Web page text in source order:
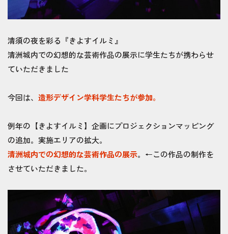
清須の夜を彩る『きよすイルミ』
清洲城内での幻想的な芸術作品の展示に学生たちが携わらせ
ていただきました
今回は、 造形デザイン学科学生たちが参加。
例年の【きよすイルミ】企画にプロジェクションマッピング
の追加。実施エリアの拡大。
清洲城内での幻想的な芸術作品の展示。←この作品の制作を
させていただきました。